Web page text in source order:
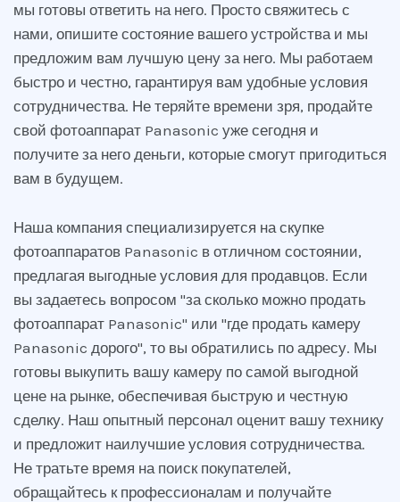
мы готовы ответить на него. Просто свяжитесь с
нами, опишите состояние вашего устройства и мы
предложим вам лучшую цену за него. Мы работаем
быстро и честно, гарантируя вам удобные условия
сотрудничества. Не теряйте времени зря, продайте
свой фотоаппарат Panasonic уже сегодня и
получите за него деньги, которые смогут пригодиться
вам в будущем.
Наша компания специализируется на скупке
фотоаппаратов Panasonic в отличном состоянии,
предлагая выгодные условия для продавцов. Если
вы задаетесь вопросом "за сколько можно продать
фотоаппарат Panasonic" или "где продать камеру
Panasonic дорого", то вы обратились по адресу. Мы
готовы выкупить вашу камеру по самой выгодной
цене на рынке, обеспечивая быструю и честную
сделку. Наш опытный персонал оценит вашу технику
и предложит наилучшие условия сотрудничества.
Не тратьте время на поиск покупателей,
обращайтесь к профессионалам и получайте